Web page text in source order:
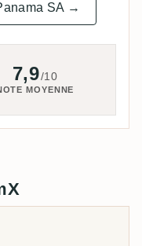
SA →
7,9/10
MOYENNE